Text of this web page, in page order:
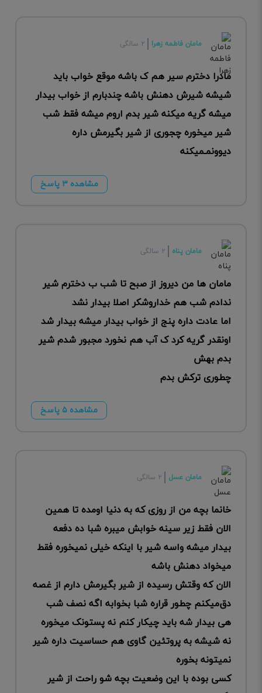
مامان فاطمه زهرا ۲ سالگی
مادرا دخترم سیر هم ک باشه موقع خواب باید
شیشه شیرش دهنش باشه چندبارم از خواب بیدار
میشه گریه میکنه شیر بدم اروم میشه فقط شب
شیر میخوره چجوری از شیر بگیرمش داره
دیوونمـمیکنه
مشاهده ۳ پاسخ
مامان پناه ۲ سالگی
مامان ها من دیروز از صبح تا شب ب دخترم شیر
ندادم شب هم خداروشکر اصلا بیدار نشد
اما عادت داره پنج از خواب بیدار میشه بیدار شد
اونقدر گریه کرد ک آب هم نخورد مجبور شدم شیر
بدم بهش
چطوری ترکش بدم
مشاهده ۵ پاسخ
مامان عسل ۲ سالگی
خانما بچه من از روزی که به دنیا اومده تا همین
الان فقط زیر سینه خوابش میبره شبا ده دفعه
بیدار میشه واسه شیر با اینکه خیلی نمیخوره فقط
میخواد دهنش باشه
الان که وقتش رسیده از شیر بگیرمش دارم از غصه
دق‌میکنم چطور قراره شبا بخوابه اگه نصف شب
هی بیدار شه باید چیکار کنم نه پستونک میخوره
نه شیشه به پروتئین گاوی هم حساسیت داره شیر
نمیتونه بخوره
کسی بوده با این وضعیت بچه شو راحت از شیر